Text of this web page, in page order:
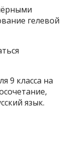
гелевой
9 класса на
язык.